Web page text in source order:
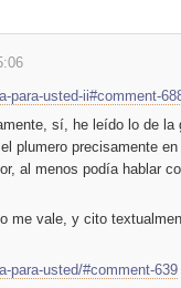
para-usted-ii#comment-
sí, he leído lo de la
plumero precisamente en
al menos podía hablar
me vale, y cito
para-usted/#comment-639